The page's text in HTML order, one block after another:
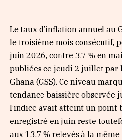
Le taux d’inflation annuel au
le troisième mois consécutif,
juin 2026, contre 3,7 % en
publiées ce jeudi 2 juillet par
Ghana (GSS). Ce niveau
tendance baissière observée
l’indice avait atteint un point
enregistré en juin reste
aux 13,7 % relevés à la